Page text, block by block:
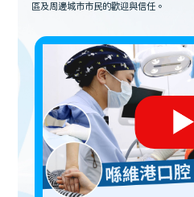
區及周邊城市市民的歡迎與信任。